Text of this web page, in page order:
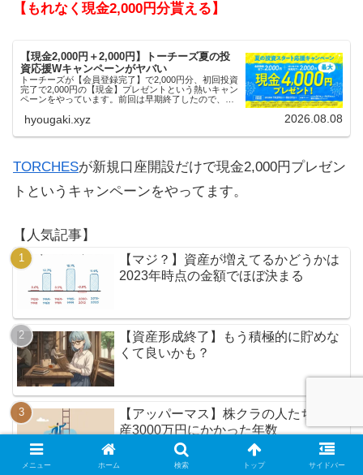
【もれなく現金2,000円分貰える】
【現金2,000円＋2,000円】トーチーズ夏の投
資応援Wキャンペーンがヤバい
トーチーズが【会員登録完了】で2,000円分、初回投資
完了で2,000円の【現金】プレゼントという熱いキャン
ペーンをやっています。前回は早期終了したので、使
hyougaki.xyz 2026.08.08
TORCHESが新規口座開設だけで現金2,000円プレゼン
トというキャンペーンをやってます。
【人気記事】
【マジ？】資産が増えてるかどうかは
2023年時点の金額でほぼ決まる
【資産形成終了】もう積極的に貯めな
くて良いかも？
【アッパーマス】株クラの人たちが資
産3000万円にかかった年数
メニュー ホーム 検索 トップ サイドバー